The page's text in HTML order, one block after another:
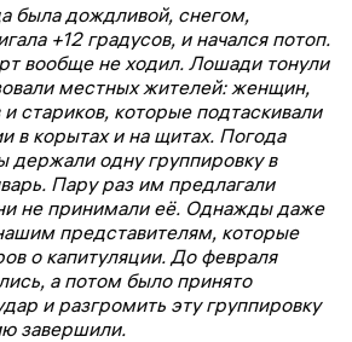
была дождливой, снегом,
+12 градусов, и начался потоп.
вообще не ходил. Лошади тонули
местных жителей: женщин,
стариков, которые подтаскивали
в корытах и на щитах. Погода
держали одну группировку в
Пару раз им предлагали
не принимали её. Однажды даже
представителям, которые
о капитуляции. До февраля
а потом было принято
и разгромить эту группировку
завершили.